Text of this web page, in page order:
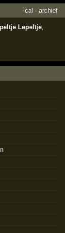
ical · archief
Lepeltje,